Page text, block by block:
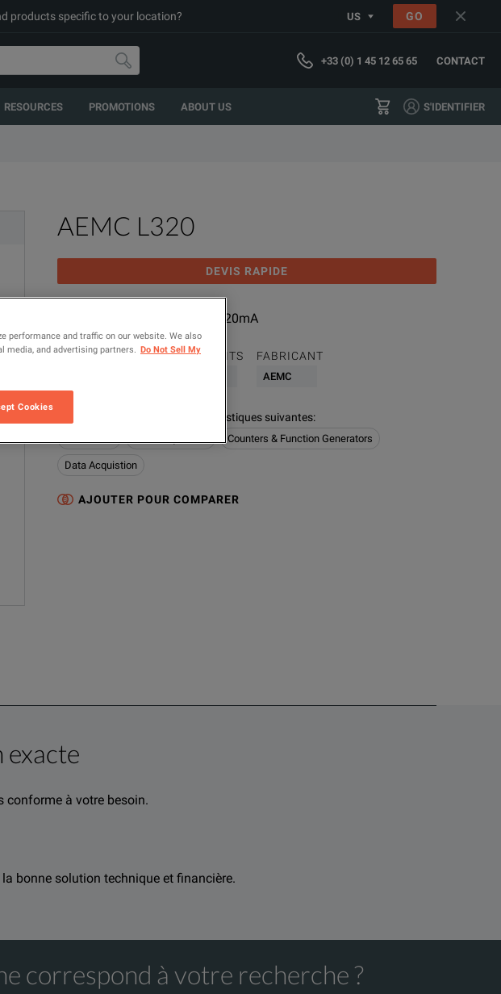
products specific to your location? US GO
+33 (0) 1 45 12 65 65 CONTACT
RESOURCES PROMOTIONS ABOUT US S'IDENTIFIER
AEMC L320
DEVIS RAPIDE
Single Channel Datalogger, 4-20mA
MODÈLE GAMME DE PRODUITS FABRICANT
AEMC
Cette configuration a les caractéristiques suivantes:
Counters & Function Generators
Data Acquistion
AJOUTER POUR COMPARER
exacte
conforme à votre besoin.
bonne solution technique et financière.
correspond à votre recherche ?
performance and traffic on our website. We also
media, and advertising partners. Do Not Sell My
Cookies